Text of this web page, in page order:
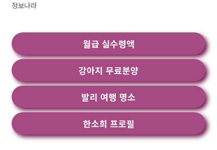
분야에서도 AI의 도입은 큰 화두가 되어 왔습니
다양한 기술을 활용하여 사람과 유사한 지능을 가
진 시스템을 개발하는 분야입니다. 이러한 AI 기
술이 교육에 어떤 혁신을 가져올 수 있는지..<
정보나라
월급 실수령액
강아지 무료분양
발리 여행 명소
한소희 프로필